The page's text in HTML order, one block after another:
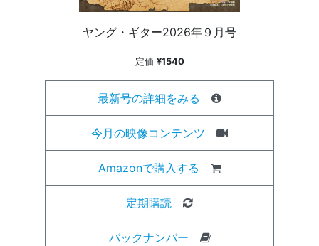
ヤング・ギター2026年９月号
定価 ¥1540
最新号の詳細をみる
今月の映像コンテンツ
Amazonで購入する
定期購読
バックナンバー